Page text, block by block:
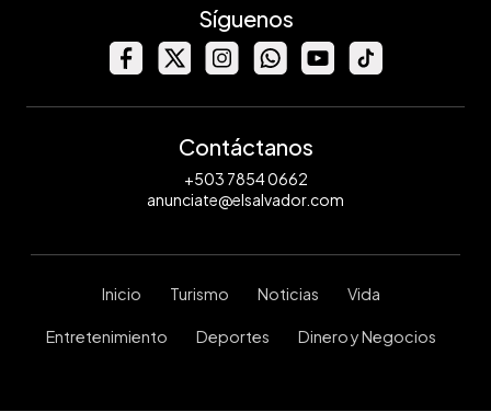
Síguenos
Contáctanos
+503 7854 0662
anunciate@elsalvador.com
Inicio Turismo Noticias Vida
Entretenimiento Deportes Dinero y Negocios